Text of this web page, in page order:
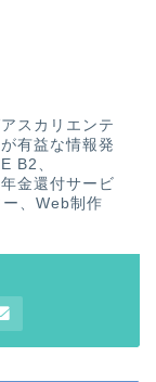
スカリエンテ
有益な情報発
B2、
金還付サービ
、Web制作